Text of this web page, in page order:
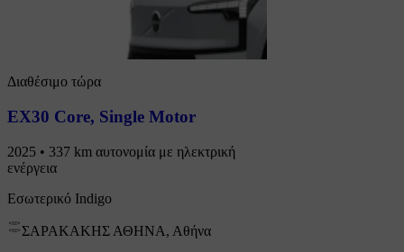
Διαθέσιμο τώρα
EX30 Core, Single Motor
2025 • 337 km αυτονομία με ηλεκτρική
ενέργεια
Εσωτερικό Indigo
ΣΑΡΑΚΑΚΗΣ ΑΘΗΝΑ, Αθήνα